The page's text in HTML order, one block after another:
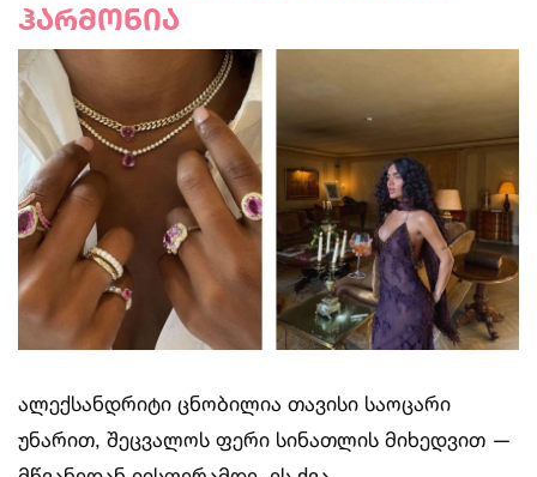
ჰარმონია
ალექსანდრიტი ცნობილია თავისი საოცარი
უნარით, შეცვალოს ფერი სინათლის მიხედვით —